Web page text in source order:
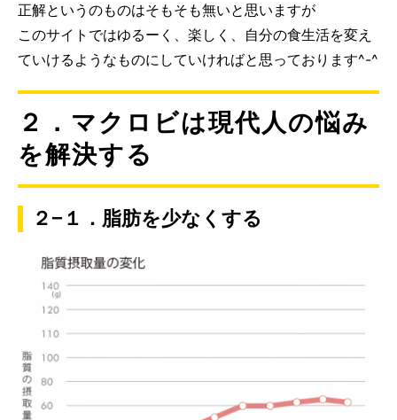
正解というのものはそもそも無いと思いますが
このサイトではゆるーく、楽しく、自分の食生活を変え
ていけるようなものにしていければと思っております^-^
２．マクロビは現代人の悩み
を解決する
２−１．脂肪を少なくする